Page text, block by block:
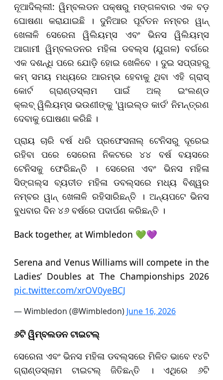
ନୂଆଦିଲ୍ଲୀ: ୱିମ୍ବଲଡନ ପକ୍ଷରୁ ମଙ୍ଗଳବାର ଏକ ବଡ଼
ଘୋଷଣା କରାଯାଇଛି । ଦୁନିଆର ପୂର୍ବତନ ନମ୍ବର ୱାନ୍
ଖେଳାଳି ସେରେନା ୱିଲିୟମ୍ସ ଏବଂ ଭିନସ ୱିଲିୟମ୍ସ
ଆଗାମୀ ୱିମ୍ବଲଡନର ମହିଳା ଡବଲ୍ସ (ଯୁଗଳ) ବର୍ଗରେ
ଏକ ଦଶନ୍ଧି ପରେ ଯୋଡ଼ି ହୋଇ ଖେଳିବେ । ଦୁଇ ସପ୍ତାହରୁ
କମ୍ ସମୟ ମଧ୍ୟରେ ଆରମ୍ଭ ହେବାକୁ ଥିବା ଏହି ଗ୍ରାସ୍
କୋର୍ଟ ଗ୍ରାଣ୍ଡସ୍ଲାମ ପାଇଁ ଅଲ୍ ଇଂଲଣ୍ଡ
କ୍ଲବ୍ ୱିଲିୟମ୍ସ ଭଉଣୀଙ୍କୁ 'ୱାଇଲ୍ଡ କାର୍ଡ' ନିମନ୍ତ୍ରଣ
ଦେବାକୁ ଘୋଷଣା କରିଛି ।
ପ୍ରାୟ ଚାରି ବର୍ଷ ଧରି ପ୍ରଫେସନାଲ୍ ଟେନିସରୁ ଦୂରେଇ
ରହିବା ପରେ ସେରେନା ନିକଟରେ ୪୪ ବର୍ଷ ବୟସରେ
ଟେନିସକୁ ଫେରିଛନ୍ତି । ସେରେନା ଏବଂ ଭିନସ ମହିଳା
ସିଙ୍ଗଲ୍ସ ବ୍ୟତୀତ ମହିଳା ଡବଲ୍ସରେ ମଧ୍ୟ ବିଶ୍ୱର
ନମ୍ବର ୱାନ୍ ଖେଳାଳି ରହିସାରିଛନ୍ତି । ଅନ୍ୟପଟେ ଭିନସ
ବୁଧବାର ଦିନ ୪୬ ବର୍ଷରେ ପଦାର୍ପଣ କରିଛନ୍ତି ।
Back together, at Wimbledon 💚💜
Serena and Venus Williams will compete in the
Ladies’ Doubles at The Championships 2026
pic.twitter.com/xrOV0yeBCJ
— Wimbledon (@Wimbledon) June 16, 2026
୬ଟି ୱିମ୍ବଲଡନ ଟାଇଟଲ୍
ସେରେନା ଏବଂ ଭିନସ ମହିଳା ଡବଲ୍ସରେ ମିଳିତ ଭାବେ ୧୪ଟି
ଗ୍ରାଣ୍ଡସ୍ଲାମ ଟାଇଟଲ୍ ଜିତିଛନ୍ତି । ଏଥିରେ ୬ଟି